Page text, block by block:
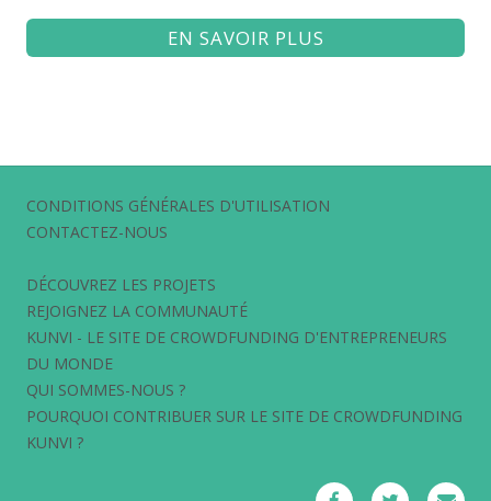
EN SAVOIR PLUS
CONDITIONS GÉNÉRALES D'UTILISATION
CONTACTEZ-NOUS
DÉCOUVREZ LES PROJETS
REJOIGNEZ LA COMMUNAUTÉ
KUNVI - LE SITE DE CROWDFUNDING D'ENTREPRENEURS
DU MONDE
QUI SOMMES-NOUS ?
POURQUOI CONTRIBUER SUR LE SITE DE CROWDFUNDING
KUNVI ?